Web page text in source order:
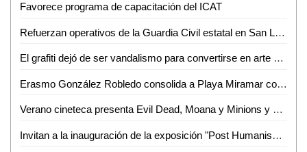
Favorece programa de capacitación del ICAT
Refuerzan operativos de la Guardia Civil estatal en San Luis Potosí
El grafiti dejó de ser vandalismo para convertirse en arte urbano
Erasmo González Robledo consolida a Playa Miramar como referente nacional e internacional con el izamiento Blue Flag 2026-2027
Verano cineteca presenta Evil Dead, Moana y Minions y monstruos
Invitan a la inauguración de la exposición "Post Humanism" eros y thanatos, de Ennio Castellano